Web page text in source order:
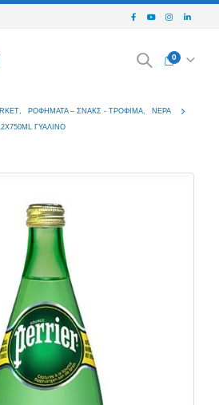
0
ΡΟΦΉΜΑΤΑ – ΣΝΑΚΣ - ΤΡΌΦΙΜΑ
ΝΕΡΆ
ΓΥΑΛΙΝΟ